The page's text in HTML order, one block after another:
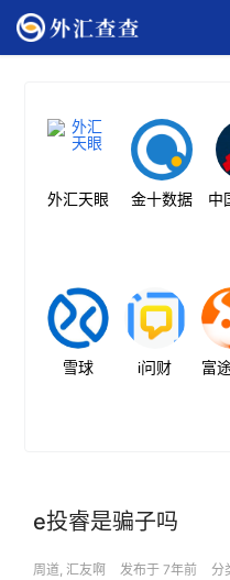
外汇天眼 金十数据
中
雪球 i问财 富
e投睿是骗子吗
周道, 汇友啊 发布于 7年前 分